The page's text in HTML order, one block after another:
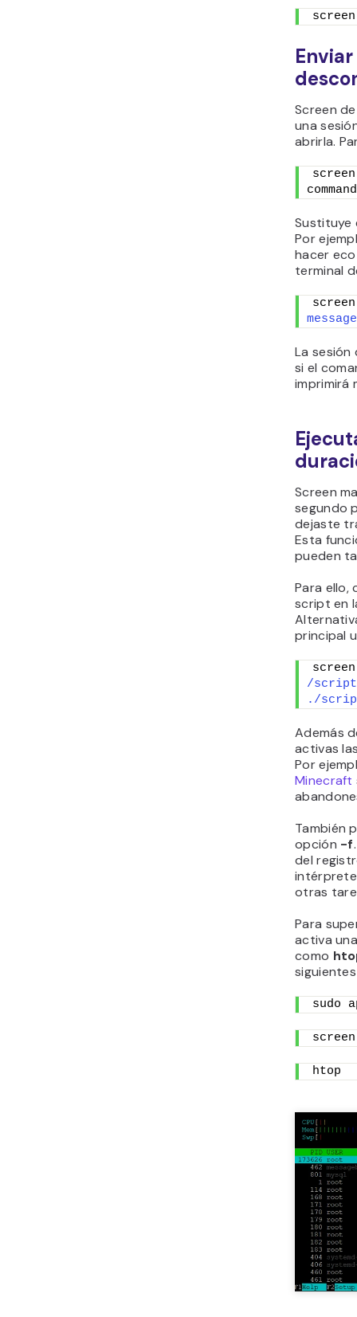
Screen
una
abrirla.
command
Sustituye
Por
hacer
terminal
La sesión
si el
imprimirá
Screen
segundo
dejaste
Esta
pueden
Para ello,
script en
principal
/
./
Además
activas
Por
Minecraft
También
opción -f
del
otras
Para
activa
como
sudo
htop